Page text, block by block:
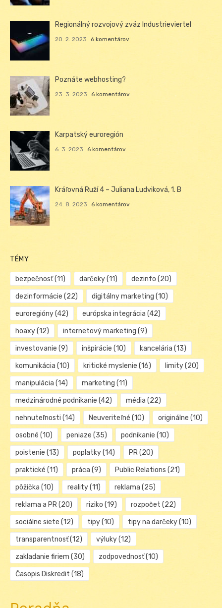
Regionálný rozvojový zväz Industrieviertel
20. 2. 2023 6 komentárov
Poznáte webhosting?
23. 3. 2023 6 komentárov
Karpatský euroregión
6. 3. 2023 6 komentárov
Kráľovná Ruží 4 – Juliana Ludviková, 1. B
24. 8. 2023 6 komentárov
TÉMY
bezpečnosť(11) darčeky(11) dezinfo (20)
dezinformácie (22) digitálny marketing (10)
euroregióny(42) európska integrácia (42)
hoaxy(12) internetový marketing (9)
investovanie (9) inšpirácie (10) kancelária (13)
komunikácia (10) kritické myslenie (16) limity(20)
manipulácia (14) marketing (11)
medzinárodné podnikanie (42) média (22)
nehnuteľnosti (14) Neuveriteľné (10) originálne (10)
osobné (10) peniaze (35) podnikanie (10)
poistenie (13) poplatky(14) PR(20)
praktické (11) práca (9) Public Relations (21)
pôžička (10) reality(11) reklama (25)
reklama a PR(20) riziko (19) rozpočet (22)
sociálne siete (12) tipy(10) tipy na darčeky(10)
transparentnosť(12) výluky(12)
zakladanie firiem (30) zodpovednosť(10)
Časopis Diskredit (18)